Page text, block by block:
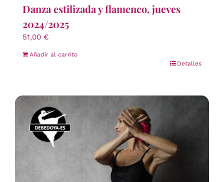
Danza estilizada y flamenco, jueves
2024/2025
51,00 €
Añadir al carrito
Detalles